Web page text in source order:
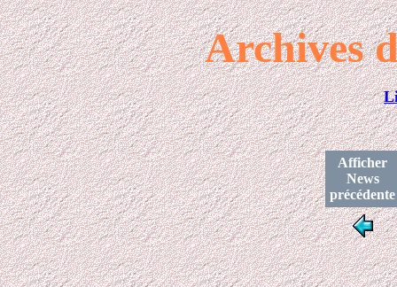
Archives
Afficher
News
précédente